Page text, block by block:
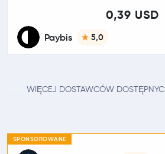
Paybis 5,0
0,39 USD
WIĘCEJ DOSTAWCÓW
SPONSOROWANE